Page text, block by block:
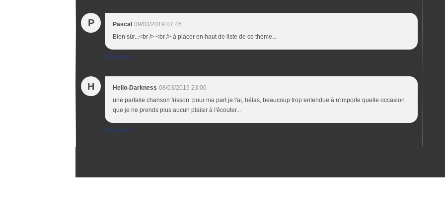
P Pascal 09/03/2019 07:46
Bien sûr...<br /> <br /> à placer en haut de liste de ce thème...
Répondre
H Hello-Darkness 08/03/2019 23:06
une parfaite chanson frisson. pour ma part je l'ai, hélas, beaucoup trop entendue à n'importe quelle occasion
que je ne prends plus aucun plaisir à l'écouter...
Répondre